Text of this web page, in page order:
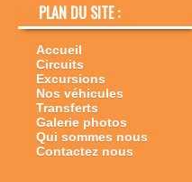
PLAN DU SITE :
Accueil
Circuits
Excursions
Nos véhicules
Transferts
Galerie photos
Qui sommes nous
Contactez nous